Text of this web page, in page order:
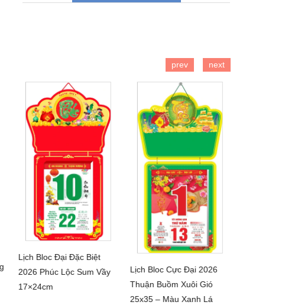
Lịch Bloc Đại Đặc Biệt
2026 Phúc Lộc Sum Vầy
17×24cm
CHI TIẾT
Lịch Bloc Cực Đại 2026
Thuận Buồm Xuôi Gió
25x35 – Màu Xanh Lá
prev next